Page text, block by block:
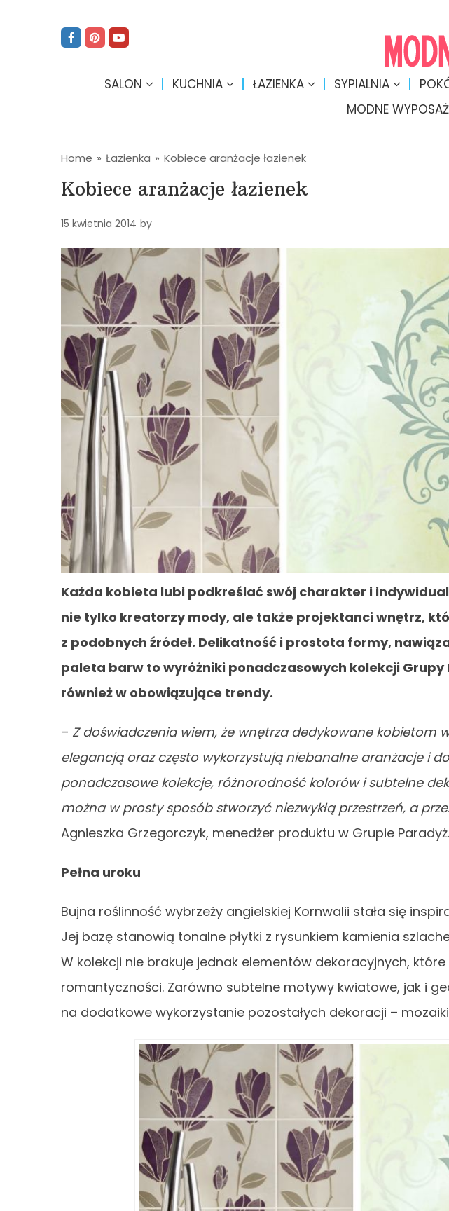
SALON KUCHNIA ŁAZIENKA SYPIALNIA
MODNE
Home » Łazienka » Kobiece aranżacje łazienek
Kobiece aranżacje łazienek
15 kwietnia 2014 by
Każda kobieta lubi podkreślać swój charakter i
nie tylko kreatorzy mody, ale także projektanci wnętrz,
z podobnych źródeł. Delikatność i prostota formy,
paleta barw to wyróżniki ponadczasowych kolekcji Grupy
również w obowiązujące trendy.
– Z doświadczenia wiem, że wnętrza dedykowane kobietom
elegancją oraz często wykorzystują niebanalne aranżacje i
ponadczasowe kolekcje, różnorodność kolorów i subtelne
można w prosty sposób stworzyć niezwykłą przestrzeń, a
Agnieszka Grzegorczyk, menedżer produktu w Grupie Paradyż.
Pełna uroku
Bujna roślinność wybrzeży angielskiej Kornwalii stała się
Jej bazę stanowią tonalne płytki z rysunkiem kamienia
W kolekcji nie brakuje jednak elementów dekoracyjnych,
romantyczności. Zarówno subtelne motywy kwiatowe, jak i
na dodatkowe wykorzystanie pozostałych dekoracji –